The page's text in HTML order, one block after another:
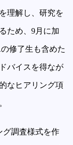
理解し、研究を
ため、9月に加
修了生も含めた
バイスを得なが
なヒアリング項
グ調査様式を作